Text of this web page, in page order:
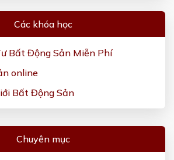
Các khóa học
Bất Động Sản Miễn Phí
online
Bất Động Sản
Chuyên mục